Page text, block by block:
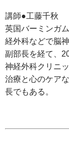
講師●工藤千秋
英国バーミンガ
経外科などで脳
副部長を経て、
神経外科クリニ
治療と心のケア
長でもある。